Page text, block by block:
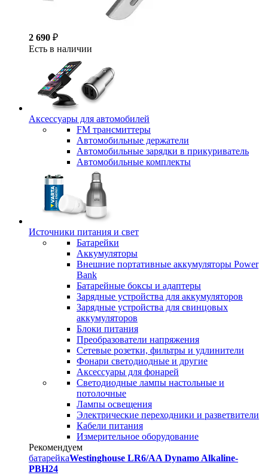
2 690 ₽
Есть в наличии
Аксессуары для автомобилей
FM трансмиттеры
Автомобильные держатели
Автомобильные зарядки в прикуриватель
Автомобильные комплекты
Источники питания и свет
Батарейки
Аккумуляторы
Внешние портативные аккумуляторы Power
Bank
Батарейные боксы и адаптеры
Зарядные устройства для аккумуляторов
Зарядные устройства для свинцовых
аккумуляторов
Блоки питания
Преобразователи напряжения
Сетевые розетки, фильтры и удлинители
Фонари светодиодные и другие
Аксессуары для фонарей
Светодиодные лампы настольные и
потолочные
Лампы освещения
Электрические переходники и разветвители
Кабели питания
Измерительное оборудование
Рекомендуем
батарейкаWestinghouse LR6/AA Dynamo Alkaline-
PBH24